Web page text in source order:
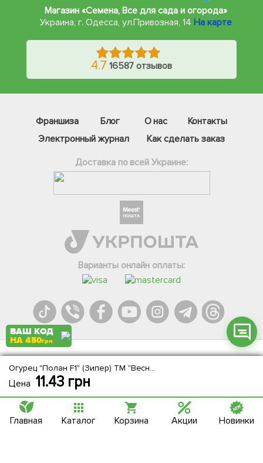
Огурец "Полан F1" (Зипер) ТМ "Весна" 1.5г
Цена 11.43грн
Магазин «Семена, Все для сада и огорода»
Украина, г. Одесса, ул.Привозная, 14 На карте
4.7 16587 отзывов
Франшиза Блог О нас
Контакты
Электронный журнал
Как сделать заказ
Доставка по всей Украине:
Варианты онлайн оплаты:
Фейсбук
Вайбер
Інстаграм
Онлайн чат
ВАШ КОД
НА 450грн
Главная Каталог Корзина Акции Новинки